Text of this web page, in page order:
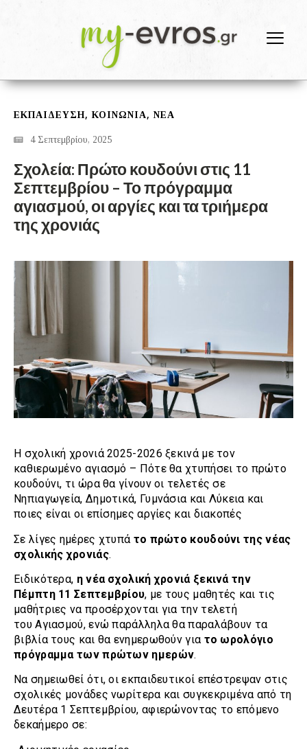
ΕΚΠΑΙΔΕΥΣΗ,ΚΟΙΝΩΝΙΑ, ΝΕΑ
4 Σεπτεμβρίου, 2025
Σχολεία: Πρώτο κουδούνι στις 11
Σεπτεμβρίου – Το πρόγραμμα
αγιασμού, οι αργίες και τα τριήμερα
της χρονιάς
Η σχολική χρονιά 2025-2026 ξεκινά με τον
καθιερωμένο αγιασμό – Πότε θα χτυπήσει το πρώτο
κουδούνι, τι ώρα θα γίνουν οι τελετές σε
Νηπιαγωγεία, Δημοτικά, Γυμνάσια και Λύκεια και
ποιες είναι οι επίσημες αργίες και διακοπές
Σε λίγες ημέρες χτυπά το πρώτο κουδούνι της νέας
σχολικής χρονιάς.
Ειδικότερα, η νέα σχολική χρονιά ξεκινά την
Πέμπτη 11 Σεπτεμβρίου, με τους μαθητές και τις
μαθήτριες να προσέρχονται για την τελετή
του Αγιασμού, ενώ παράλληλα θα παραλάβουν τα
βιβλία τους και θα ενημερωθούν για το ωρολόγιο
πρόγραμμα των πρώτων ημερών.
Να σημειωθεί ότι, οι εκπαιδευτικοί επέστρεψαν στις
σχολικές μονάδες νωρίτερα και συγκεκριμένα από τη
Δευτέρα 1 Σεπτεμβρίου, αφιερώνοντας το επόμενο
δεκαήμερο σε: